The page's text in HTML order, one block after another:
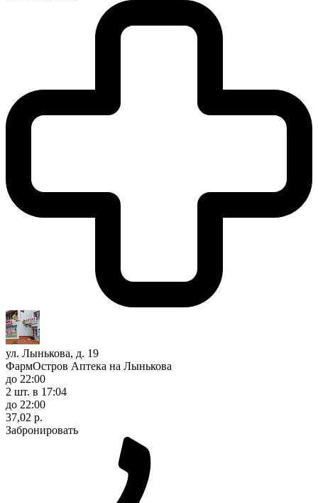
ул. Лынькова, д. 19
ФармОстров Аптека на Лынькова
до 22:00
2 шт. в 17:04
до 22:00
37,02 р.
Забронировать